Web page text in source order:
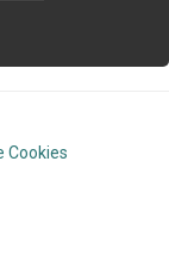
Cookies